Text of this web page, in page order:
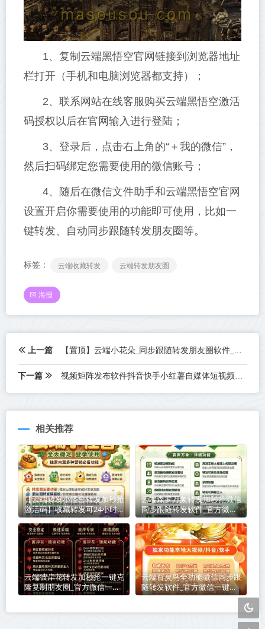
1、复制云端黑悟空官网链接到浏览器地址
栏打开（手机和电脑浏览器都支持）；
2、联系网站在线客服购买云端黑悟空激活
码授权以后在官网输入进行登陆；
3、登录后，点击右上角的“＋我的微信”，
然后扫码绑定您需要使用的微信账号；
4、随后在微信文件助手和云端黑悟空官网
设置开启你需要使用的功能即可使用，比如一
键转发、自动同步跟随转发朋友圈等。
标签： 云端收藏转发 云端转发朋友圈
海报
上一篇 【置顶】云端小花朵_同步跟随转发朋友圈软件_官方微信一键转发
下一篇 视频矩阵发布软件抖音快手小红薯自媒体短视频批量自动发原创
相关推荐
【云端转发小怪兽转发加秒抢
激活码】收藏转发可24小时
自动收款《云端转发小怪兽转
发加秒抢转发语音》
云端森罗万象转发加秒抢微信
同步跟随转发软件_官方微信
一键转发
云端彼岸花转发加秒抢一键克
隆复制朋友圈_官方微信一键
转发
云端百灵鸟全功能微信同步跟
随转发软件_官方微信一键转
发